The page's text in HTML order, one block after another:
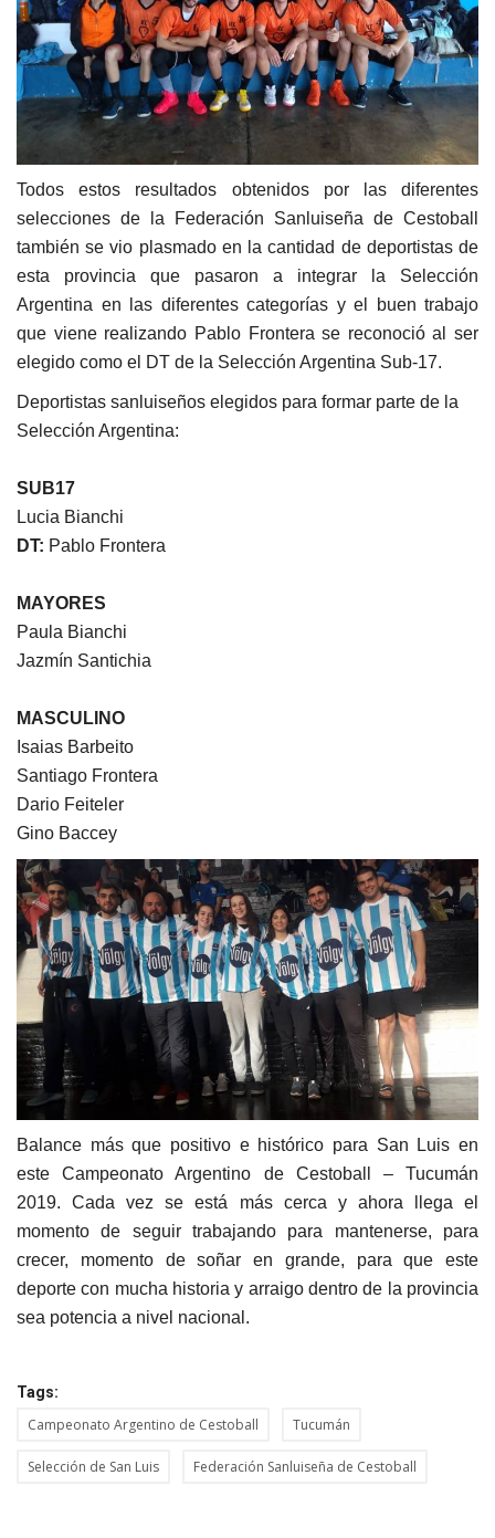
Todos estos resultados obtenidos por las diferentes
selecciones de la Federación Sanluiseña de Cestoball
también se vio plasmado en la cantidad de deportistas de
esta provincia que pasaron a integrar la Selección
Argentina en las diferentes categorías y el buen trabajo
que viene realizando Pablo Frontera se reconoció al ser
elegido como el DT de la Selección Argentina Sub-17.
Deportistas sanluiseños elegidos para formar parte de la
Selección Argentina:
SUB17
Lucia Bianchi
DT: Pablo Frontera
MAYORES
Paula Bianchi
Jazmín Santichia
MASCULINO
Isaias Barbeito
Santiago Frontera
Dario Feiteler
Gino Baccey
Balance más que positivo e histórico para San Luis en
este Campeonato Argentino de Cestoball – Tucumán
2019. Cada vez se está más cerca y ahora llega el
momento de seguir trabajando para mantenerse, para
crecer, momento de soñar en grande, para que este
deporte con mucha historia y arraigo dentro de la provincia
sea potencia a nivel nacional.
Tags:
Campeonato Argentino de Cestoball Tucumán
Selección de San Luis Federación Sanluiseña de Cestoball